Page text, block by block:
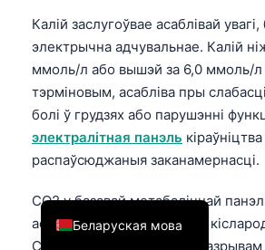
Калій заслугоўвае асаблівай
электрычна адчувальнае. Калій
ммоль/л або вышэй за 6,0 ммоль/
тэрміновым, асабліва пры
болі ў грудзях або парушэнні
электралітная панэль
распаўсюджаныя заканамернасці.
CO2 у базавай метабалічнай
асноўным бікарбанат, а не кісларод
CO2 з высокім аніённым
Беларуская мова
English
Deutsch
العربية
עִבְרִית
Italiano